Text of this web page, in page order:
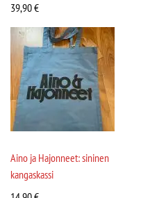
39,90€
Aino ja Hajonneet: sininen
kangaskassi